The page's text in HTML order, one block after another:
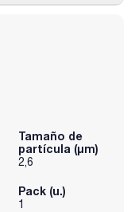
Tamaño de
partícula (μm)
2,6
Pack (u.)
1